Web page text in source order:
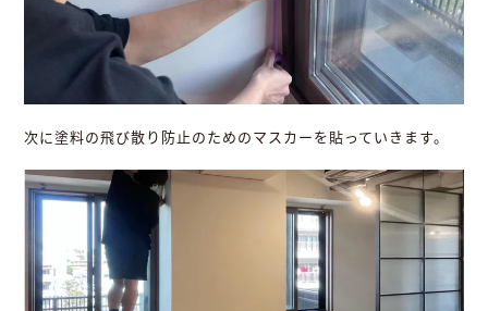
次に塗料の飛び散り防止のためのマスカーを貼っていきます。